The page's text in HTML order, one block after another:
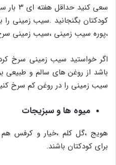
سعی
کودکتان بگنجانید .سیب زمینی
،پوره سیب زمینی ،سیب زمینی
اگر خواستید سیب زمینی سرخ
باشد از روغن های سالم و طبیعی
سیب زمینی را در روغن کم سرخ
میوه ها و سبزیجات
هویج ،گل کلم ،خیار و کرفس
برای کودکتان باشند.